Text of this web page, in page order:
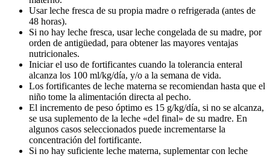
Usar leche fresca de su propia madre o refrigerada (antes de
48 horas).
Si no hay leche fresca, usar leche congelada de su madre, por
orden de antigüedad, para obtener las mayores ventajas
nutricionales.
Iniciar el uso de fortificantes cuando la tolerancia enteral
alcanza los 100 ml/kg/día, y/o a la semana de vida.
Los fortificantes de leche materna se recomiendan hasta que el
niño tome la alimentación directa al pecho.
El incremento de peso óptimo es 15 g/kg/día, si no se alcanza,
se usa suplemento de la leche «del final» de su madre. En
algunos casos seleccionados puede incrementarse la
concentración del fortificante.
Si no hay suficiente leche materna, suplementar con leche